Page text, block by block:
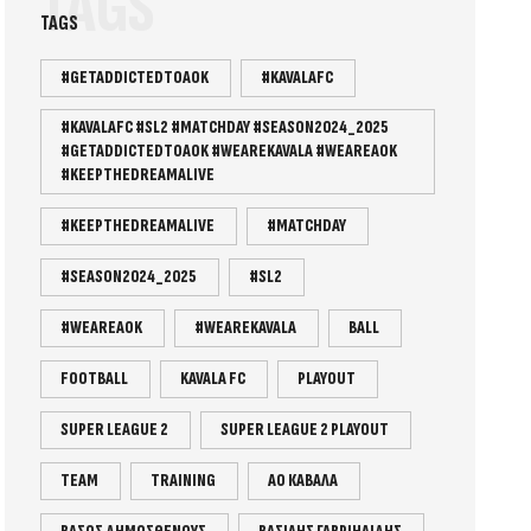
TAGS
#GETADDICTEDTOAOK #KAVALAFC
#KAVALAFC #SL2 #MATCHDAY #SEASON2024_2025
#GETADDICTEDTOAOK #WEAREKAVALA #WEAREAOK
#KEEPTHEDREAMALIVE
#KEEPTHEDREAMALIVE #MATCHDAY
#SEASON2024_2025 #SL2
#WEAREAOK #WEAREKAVALA BALL
FOOTBALL KAVALA FC PLAYOUT
SUPER LEAGUE 2 SUPER LEAGUE 2 PLAYOUT
TEAM TRAINING ΑΟ ΚΑΒΑΛΑ